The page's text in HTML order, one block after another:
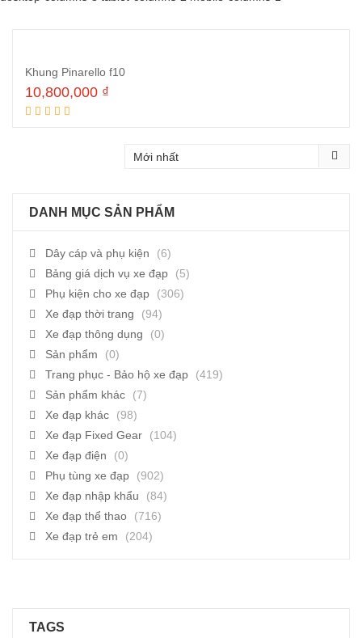
Khung Pinarello f10
10,800,000 ₫
DANH MỤC SẢN PHẨM
Dây cáp và phụ kiện
(6)
Bảng giá dịch vụ xe đạp
(5)
Phụ kiện cho xe đạp
(306)
Xe đạp thời trang
(94)
Xe đạp thông dụng
(0)
Sản phẩm
(0)
Trang phục - Bảo hộ xe đạp
(419)
Sản phẩm khác
(7)
Xe đạp khác
(98)
Xe đạp Fixed Gear
(104)
Xe đạp điện
(0)
Phụ tùng xe đạp
(902)
Xe đạp nhập khẩu
(84)
Xe đạp thể thao
(716)
Xe đạp trẻ em
(204)
TAGS